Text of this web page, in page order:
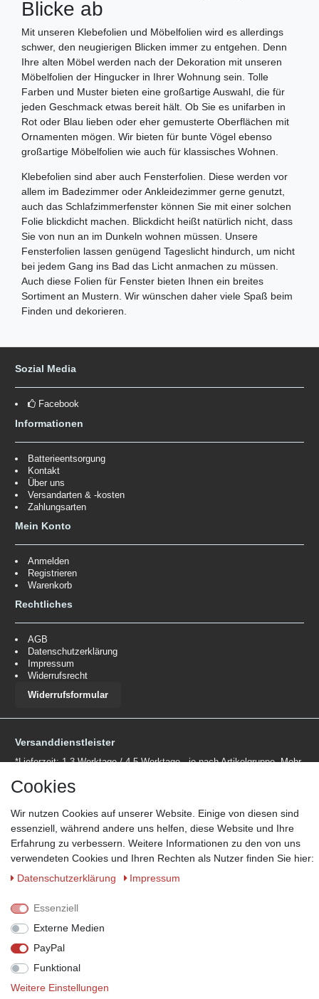
Blicke ab
Mit unseren Klebefolien und Möbelfolien wird es allerdings
schwer, den neugierigen Blicken immer zu entgehen. Denn
Ihre alten Möbel werden nach der Dekoration mit unseren
Möbelfolien der Hingucker in Ihrer Wohnung sein. Tolle
Farben und Muster bieten eine großartige Auswahl, die für
jeden Geschmack etwas bereit hält. Ob Sie es unifarben in
Rot oder Blau lieben oder eher gemusterte Oberflächen mit
Ornamenten mögen. Wir bieten für bunte Vögel ebenso
großartige Möbelfolien wie auch für klassisches Wohnen.
Klebefolien sind aber auch Fensterfolien. Diese werden vor
allem im Badezimmer oder Ankleidezimmer gerne genutzt,
auch das Schlafzimmerfenster können Sie mit einer solchen
Folie blickdicht machen. Blickdicht heißt natürlich nicht, dass
Sie von nun an im Dunkeln wohnen müssen. Unsere
Fensterfolien lassen genügend Tageslicht hindurch, um nicht
bei jedem Gang ins Bad das Licht anmachen zu müssen.
Auch diese Folien für Fenster bieten Ihnen ein breites
Sortiment an Mustern. Wir wünschen daher viele Spaß beim
Finden und dekorieren.
Sozial Media
Facebook
Informationen
Batterieentsorgung
Kontakt
Über uns
Versandarten & -kosten
Zahlungsarten
Mein Konto
Anmelden
Registrieren
Warenkorb
Rechtliches
AGB
Datenschutzerklärung
Impressum
Widerrufsrecht
Widerrufsformular
Versanddienstleister
*Lieferzeit: 1-3 Werktage / 4-5 Werktage - je nach Artikelgruppe.Mehr
Zahlungsmöglichkeiten
Wir behalten uns das Recht vor im Einzelfall bestimmte
© Copyright 2026 Marabella´s | Alle Rechte vorbehalten. | Grundpreise
Cookies
Wir nutzen Cookies auf unserer Website. Einige von diesen sind
essenziell, während andere uns helfen, diese Website und Ihre
Erfahrung zu verbessern. Weitere Informationen zu den von uns
verwendeten Cookies und Ihren Rechten als Nutzer finden Sie hier:
Daten­schutz­erklärung
Impressum
Essenziell
Externe Medien
PayPal
Funktional
Weitere Einstellungen